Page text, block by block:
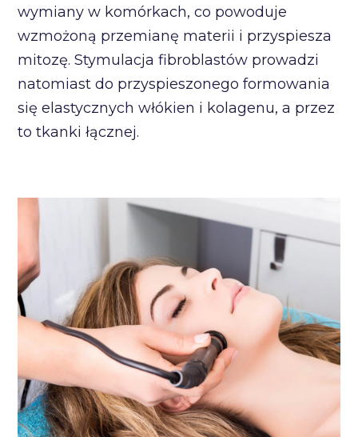
wymiany w komórkach, co powoduje
wzmożoną przemianę materii i przyspiesza
mitozę. Stymulacja fibroblastów prowadzi
natomiast do przyspieszonego formowania
się elastycznych włókien i kolagenu, a przez
to tkanki łącznej.